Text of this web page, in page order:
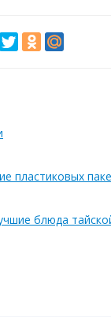
пластиковых
блюда